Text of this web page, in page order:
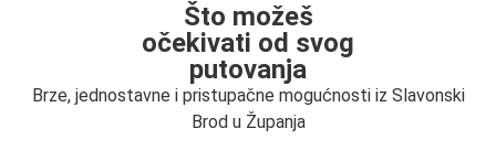
Što možeš
očekivati od svog
putovanja
Brze, jednostavne i pristupačne mogućnosti iz Slavonski
Brod u Županja